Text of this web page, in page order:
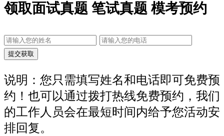
领取面试真题 笔试真题 模考预约
说明：您只需填写姓名和电话即可免费预
约！也可以通过拨打热线免费预约，我们
的工作人员会在最短时间内给予您活动安
排回复。